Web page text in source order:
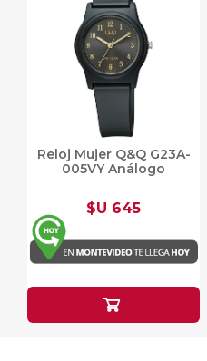
Reloj Mujer Q&Q G23A-
005VY Análogo
$U 645